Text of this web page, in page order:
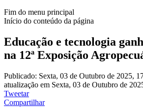
Fim do menu principal
Início do conteúdo da página
Educação e tecnologia
na 12ª Exposição
Publicado: Sexta, 03 de Outubro de 2025,
atualização em Sexta, 03 de Outubro de
Tweetar
Compartilhar